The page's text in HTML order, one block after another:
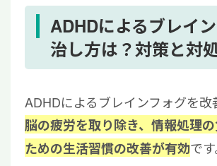
ADHDによるブレイ
治し方は？対策と対
ADHDによるブレインフォグを改
脳の疲労を取り除き、情報処理
ための生活習慣の改善が有効です